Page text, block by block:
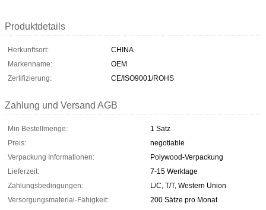
Produktdetails
Herkunftsort:
CHINA
Markenname:
OEM
Zertifizierung:
CE/ISO9001/ROHS
Zahlung und Versand AGB
Min Bestellmenge:
1 Satz
Preis:
negotiable
Verpackung Informationen:
Polywood-Verpackung
Lieferzeit:
7-15 Werktage
Zahlungsbedingungen:
L/C, T/T, Western Union
Versorgungsmaterial-Fähigkeit:
200 Sätze pro Monat